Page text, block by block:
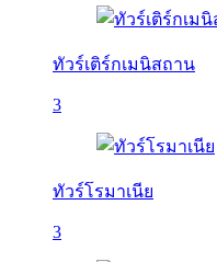
ทัวร์เติร์กเมนิสถาน
3
ทัวร์โรมาเนีย
3